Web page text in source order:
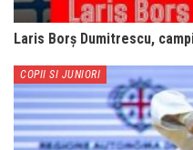
Laris Borș Dumitrescu,
COPII SI JUNIORI